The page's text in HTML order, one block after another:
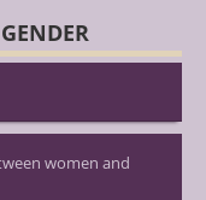
women and